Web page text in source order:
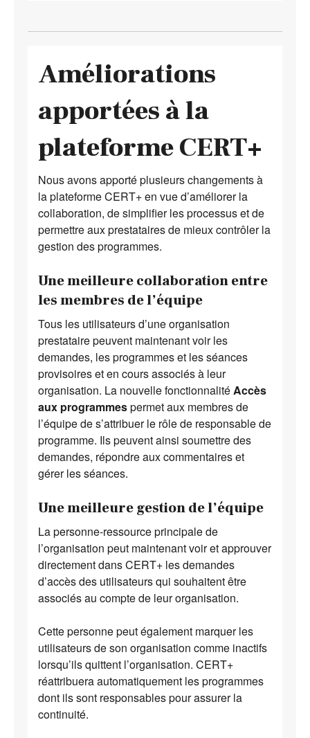
Améliorations
apportées à la
plateforme CERT+
Nous avons apporté plusieurs changements à
la plateforme CERT+ en vue d’améliorer la
collaboration, de simplifier les processus et de
permettre aux prestataires de mieux contrôler la
gestion des programmes.
Une meilleure collaboration entre
les membres de l’équipe
Tous les utilisateurs d’une organisation
prestataire peuvent maintenant voir les
demandes, les programmes et les séances
provisoires et en cours associés à leur
organisation. La nouvelle fonctionnalité Accès
aux programmespermet aux membres de
l’équipe de s’attribuer le rôle de responsable de
programme. Ils peuvent ainsi soumettre des
demandes, répondre aux commentaires et
gérer les séances.
Une meilleure gestion de l’équipe
La personne-ressource principale de
l’organisation peut maintenant voir et approuver
directement dans CERT+ les demandes
d’accès des utilisateurs qui souhaitent être
associés au compte de leur organisation.
Cette personne peut également marquer les
utilisateurs de son organisation comme inactifs
lorsqu’ils quittent l’organisation. CERT+
réattribuera automatiquement les programmes
dont ils sont responsables pour assurer la
continuité.